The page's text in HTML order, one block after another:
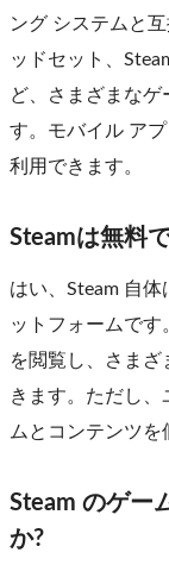
ング システムと
ッドセット、
ど、さまざまなゲ
す。モバイル ア
利用できます。
Steamは無料
はい、Steam 自
ットフォームで
を閲覧し、さま
きます。ただし
ムとコンテンツを
Steam のゲー
か?